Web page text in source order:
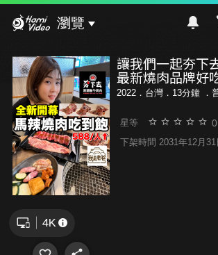
瀏覽
讓我們一起夯下
最新燒肉品牌好
2022．台灣．13分鐘 ．
星等 0
下架時間 2031年12月31